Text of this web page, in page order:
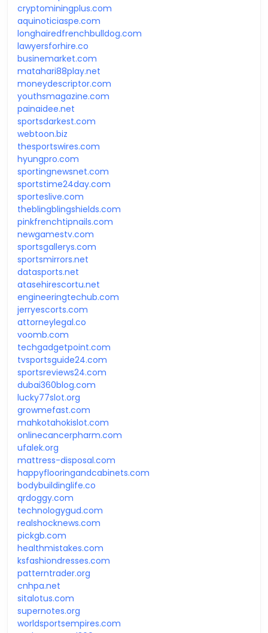
cryptominingplus.com
aquinoticiaspe.com
longhairedfrenchbulldog.com
lawyersforhire.co
businemarket.com
matahari88play.net
moneydescriptor.com
youthsmagazine.com
painaidee.net
sportsdarkest.com
webtoon.biz
thesportswires.com
hyungpro.com
sportingnewsnet.com
sportstime24day.com
sporteslive.com
theblingblingshields.com
pinkfrenchtipnails.com
newgamestv.com
sportsgallerys.com
sportsmirrors.net
datasports.net
atasehirescortu.net
engineeringtechub.com
jerryescorts.com
attorneylegal.co
voomb.com
techgadgetpoint.com
tvsportsguide24.com
sportsreviews24.com
dubai360blog.com
lucky77slot.org
growmefast.com
mahkotahokislot.com
onlinecancerpharm.com
ufalek.org
mattress-disposal.com
happyflooringandcabinets.com
bodybuildinglife.co
qrdoggy.com
technologygud.com
realshocknews.com
pickgb.com
healthmistakes.com
ksfashiondresses.com
patterntrader.org
cnhpa.net
sitalotus.com
supernotes.org
worldsportsempires.com